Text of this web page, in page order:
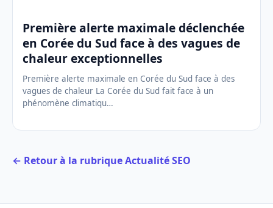
Première alerte maximale déclenchée
en Corée du Sud face à des vagues de
chaleur exceptionnelles
Première alerte maximale en Corée du Sud face à des
vagues de chaleur La Corée du Sud fait face à un
phénomène climatiqu…
← Retour à la rubrique Actualité SEO